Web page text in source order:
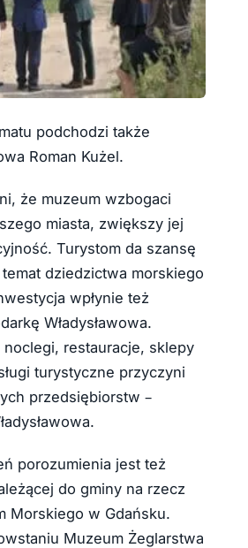
podchodzi także
Roman Kużel.
że muzeum wzbogaci
miasta, zwiększy jej
Turystom da szansę
dziedzictwa morskiego
wpłynie też
Władysławowa.
restauracje, sklepy
turystyczne przyczyni
przedsiębiorstw –
porozumienia jest też
do gminy na rzecz
Morskiego w Gdańsku.
Muzeum Żeglarstwa